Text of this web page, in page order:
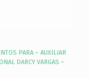
PARA – AUXILIAR
DARCY VARGAS –